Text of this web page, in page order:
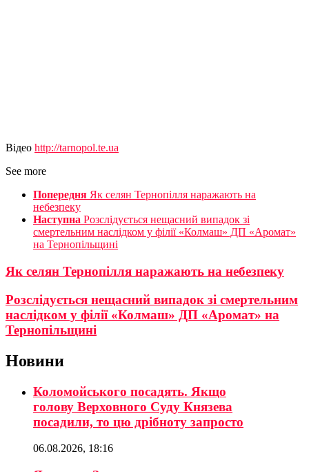
Відео http://tarnopol.te.ua
See more
Попередня Як селян Тернопілля наражають на
небезпеку
Наступна Розслідується нещасний випадок зі
смертельним наслідком у філії «Колмаш» ДП «Аромат»
на Тернопільщині
Як селян Тернопілля наражають на небезпеку
Розслідується нещасний випадок зі смертельним
наслідком у філії «Колмаш» ДП «Аромат» на
Тернопільщині
Новини
Коломойського посадять. Якщо
голову Верховного Суду Князева
посадили, то цю дрібноту запросто
06.08.2026, 18:16